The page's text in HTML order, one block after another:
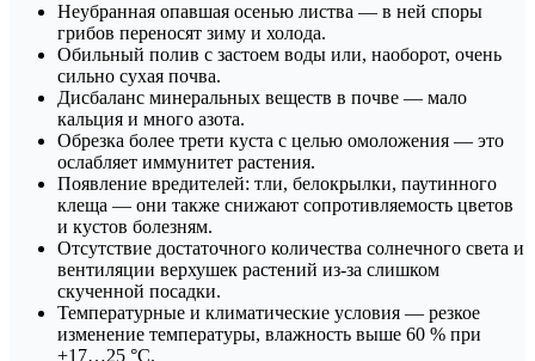
Неубранная опавшая осенью листва — в ней споры
грибов переносят зиму и холода.
Обильный полив с застоем воды или, наоборот, очень
сильно сухая почва.
Дисбаланс минеральных веществ в почве — мало
кальция и много азота.
Обрезка более трети куста с целью омоложения — это
ослабляет иммунитет растения.
Появление вредителей: тли, белокрылки, паутинного
клеща — они также снижают сопротивляемость цветов
и кустов болезням.
Отсутствие достаточного количества солнечного света и
вентиляции верхушек растений из-за слишком
скученной посадки.
Температурные и климатические условия — резкое
изменение температуры, влажность выше 60 % при
+17…25 °С.